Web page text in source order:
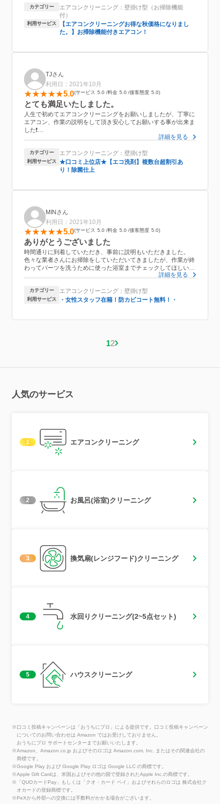
今後のエアコンの選び方、クリーニングのタイミングなどもご説
明頂きとても参考になりました。
本当にありがとうございました。
次回もよろしくお願い致します。
細かい部分の説明もしてもらいましたし、自分で出来るポイント
も教えてもらえました。
お値段も他に比べてお安いのに、他と多分同等のサービスをして
もらったと思います。
カテゴリー
エアコンクリーニング：壁掛け型（お掃除機能
付）
利用サービス
【エアコンクリーニングお得な秋価格になりまし
た。】お掃除機能付きエアコン！
TJさん
利用日：2021年10月
5.0 サービス 5.0 料金 5.0 接客態度 5.0
とても満足いたしました。
人生で初めてエアコンクリーニングをお願いしましたが、丁寧に
エアコン、作業の説明をして頂き安心してお願いする事が出来ま
した❗️
大量の汚れが落ちてきてびっくりしましたが、これから気持ちよ
また、来年もお願いしたいです。
ありがとうございました。
詳細を見る
カテゴリー エアコンクリーニング：壁掛け型
利用サービス
★口コミ上位店★【エコ洗剤】複数台超割引あ
り！除菌仕上
MINさん
利用日：2021年10月
5.0 サービス 5.0 料金 5.0 接客態度 5.0
ありがとうございました
時間通りに到着していただき、事前に説明もいただきました。
色々な業者さんにお掃除をしていただいてきましたが、作業が終
わってパーツを洗うために使った浴室までチェックしてほしいと
言われたのは初めてでした。どのくらい汚れてるか、洗った後ど
した。ありがとうございました。
詳細を見る
カテゴリー エアコンクリーニング：壁掛け型
利用サービス ・女性スタッフ在籍！防カビコート無料！・
12
人気のサービス
1 エアコンクリーニング
2 お風呂(浴室)クリーニング
3 換気扇(レンジフード)クリーニング
4 水回りクリーニング(2~5点セット)
5 ハウスクリーニング
※口コミ投稿キャンペーンは「おうちにプロ」による提供です。口コミ投稿キャンペーン
についてのお問い合わせは Amazon ではお受けしておりません。
おうちにプロ サポートセンターまでお願いいたします。
※Amazon、Amazon.co.jp およびそのロゴは Amazon.com, Inc. またはその関連会社の
商標です。
※Google Play および Google Play ロゴは Google LLC の商標です。
※Apple Gift Cardは、米国およびその他の国で登録されたApple Inc.の商標です。
※「QUOカードPay」もしくは「クオ・カード ペイ」およびそれらのロゴは 株式会社ク
オカードの登録商標です。
※PeXから外部への交換には手数料がかかる場合がございます。